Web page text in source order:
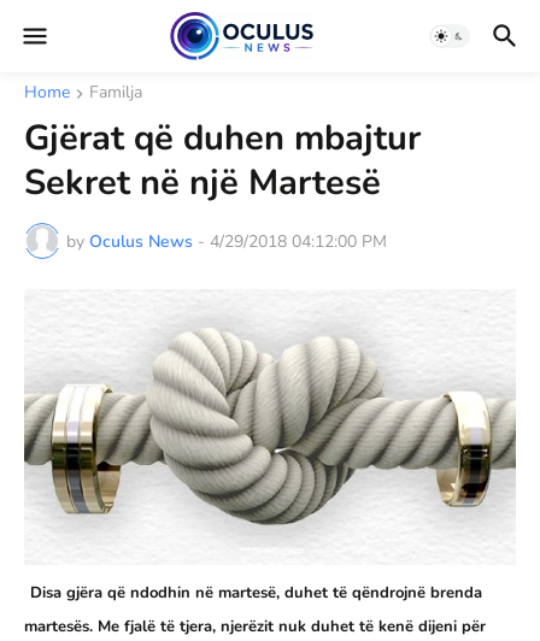
Home Familja
Gjërat që duhen mbajtur
Sekret në një Martesë
by Oculus News - 4/29/2018 04:12:00 PM
Disa gjëra që ndodhin në martesë, duhet të qëndrojnë brenda
martesës. Me fjalë të tjera, njerëzit nuk duhet të kenë dijeni për